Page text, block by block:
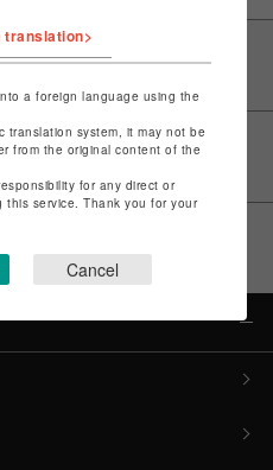
のPARCOポイント進呈
買い物がオトクに
translation>
a foreign language using the
translation system, it may not be
from the original content of the
for any direct or
this service. Thank you for your
Cancel